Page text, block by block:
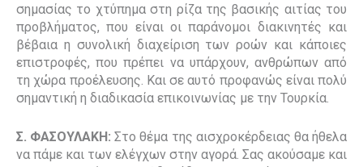
σημασίας το χτύπημα στη ρίζα της βασικής αιτίας του
προβλήματος, που είναι οι παράνομοι διακινητές και
βέβαια η συνολική διαχείριση των ροών και κάποιες
επιστροφές, που πρέπει να υπάρχουν, ανθρώπων από
τη χώρα προέλευσης. Και σε αυτό προφανώς είναι πολύ
σημαντική η διαδικασία επικοινωνίας με την Τουρκία.
Σ. ΦΑΣΟΥΛΑΚΗ:Στο θέμα της αισχροκέρδειας θα ήθελα
να πάμε και των ελέγχων στην αγορά. Σας ακούσαμε και